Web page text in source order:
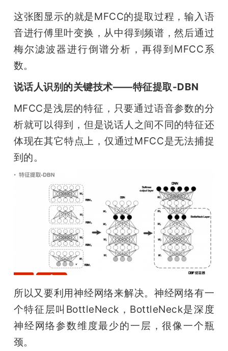
这张图显示的就是MFCC的提取过程，输入语
音进行傅里叶变换，从中得到频谱，然后通过
梅尔滤波器进行倒谱分析，再得到MFCC系
数。
说话人识别的关键技术——特征提取-DBN
MFCC是浅层的特征，只要通过语音参数的分
析就可以得到，但是说话人之间不同的特征还
体现在其它特点上，仅通过MFCC是无法捕捉
到的。
所以又要利用神经网络来解决。神经网络有一
个特征层叫BottleNeck，BottleNeck是深度
神经网络参数维度最少的一层，很像一个瓶
颈。